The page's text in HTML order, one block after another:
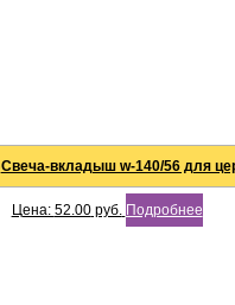
Свеча-вкладыш w-140/56 для
Цена: 52.00руб. Подробнее